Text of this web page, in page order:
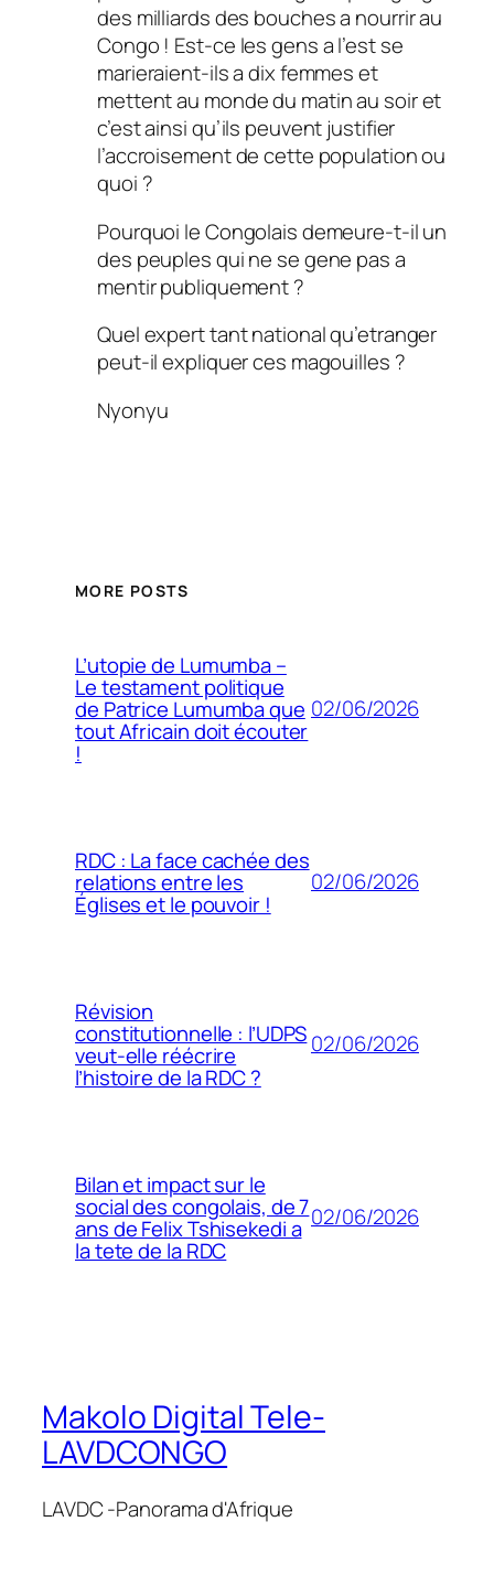
des milliards des bouches a nourrir au
Congo ! Est-ce les gens a l’est se
marieraient-ils a dix femmes et
mettent au monde du matin au soir et
c’est ainsi qu’ils peuvent justifier
l’accroisement de cette population ou
quoi ?
Pourquoi le Congolais demeure-t-il un
des peuples qui ne se gene pas a
mentir publiquement ?
Quel expert tant national qu’etranger
peut-il expliquer ces magouilles ?
Nyonyu
MORE POSTS
L’utopie de Lumumba –
Le testament politique
de Patrice Lumumba que
tout Africain doit écouter
!
02/06/2026
RDC : La face cachée des
relations entre les
Églises et le pouvoir !
02/06/2026
Révision
constitutionnelle : l’UDPS
veut-elle réécrire
l’histoire de la RDC ?
02/06/2026
Bilan et impact sur le
social des congolais, de 7
ans de Felix Tshisekedi a
la tete de la RDC
02/06/2026
Makolo Digital Tele-
LAVDCONGO
LAVDC -Panorama d'Afrique